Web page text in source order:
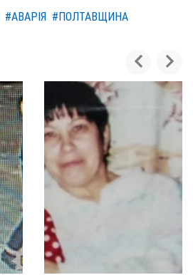
#АВАРІЯ #ПОЛТАВЩИНА